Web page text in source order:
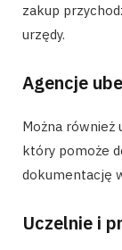
zakup
urzędy.
Agencje
Można również
który pomoże
dokumentację
Uczelnie i